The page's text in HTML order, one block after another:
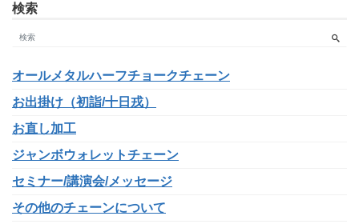
検索
オールメタルハーフチョークチェーン
お出掛け（初詣/十日戎）
お直し加工
ジャンボウォレットチェーン
セミナー/講演会/メッセージ
その他のチェーンについて